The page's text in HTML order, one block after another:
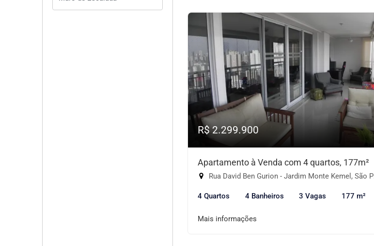
R$ 2.299.900
Apartamento à Venda com 4 quartos, 177m²
Rua David Ben Gurion - Jardim Monte Kemel, São Paulo-SP
4 Quartos 4 Banheiros 3 Vagas 177 m²
Mais informações